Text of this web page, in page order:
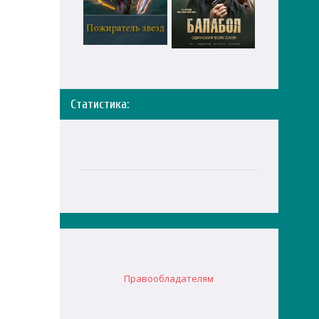
Статистика:
Правообладателям